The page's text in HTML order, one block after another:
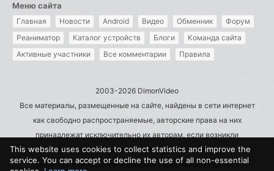
Меню сайта
Главная Новости Android Видео Обменник
Форум
Реаниматор
Каталог устройств Блоги
Команда сайта
Активные участники
Все комментарии Правила
2003-2026 DimonVideo
Все материалы, размещенные на сайте, найдены в сети интернет
как свободно распространяемые, авторские права на них
принадлежат исключительно их авторам, если возникли
претензии - пишите на admin@dimonvideo.ru
Политика в отношении обработки персональных данных
This website uses cookies to collect statistics and improve the
service. You can accept or decline the use of all non-essential